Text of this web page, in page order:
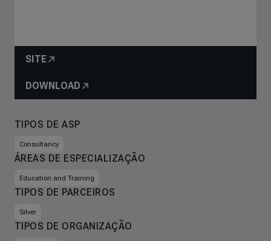
SITE
DOWNLOAD
TIPOS DE ASP
Consultancy
ÁREAS DE ESPECIALIZAÇÃO
Education and Training
TIPOS DE PARCEIROS
Silver
TIPOS DE ORGANIZAÇÃO